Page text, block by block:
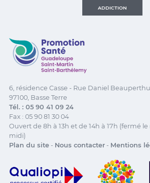
ADDICTION
Promotion Santé Guadeloupe,
6, résidence Casse - Rue Daniel
97100, Basse Terre
Tél. : 05 90 41 09 24
Fax : 05 90 81 30 04
Ouvert de 8h à 13h et de 14h à 17h (fermé
midi)
Plan du site- Nous contacter- Mentions